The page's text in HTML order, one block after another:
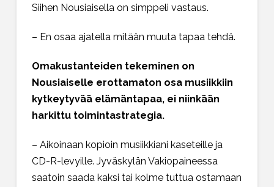
Siihen Nousiaisella on simppeli vastaus.
– En osaa ajatella mitään muuta tapaa tehdä.
Omakustanteiden tekeminen on
Nousiaiselle erottamaton osa musiikkiin
kytkeytyvää elämäntapaa, ei niinkään
harkittu toimintastrategia.
– Aikoinaan kopioin musiikkiani kaseteille ja
CD-R-levyille. Jyväskylän Vakiopaineessa
saatoin saada kaksi tai kolme tuttua ostamaan